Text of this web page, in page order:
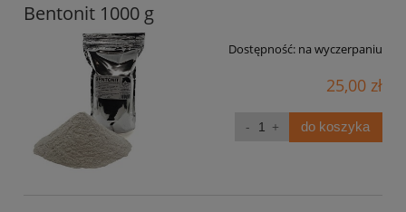
Bentonit 1000 g
Dostępność: na wyczerpaniu
25,00 zł
do koszyka